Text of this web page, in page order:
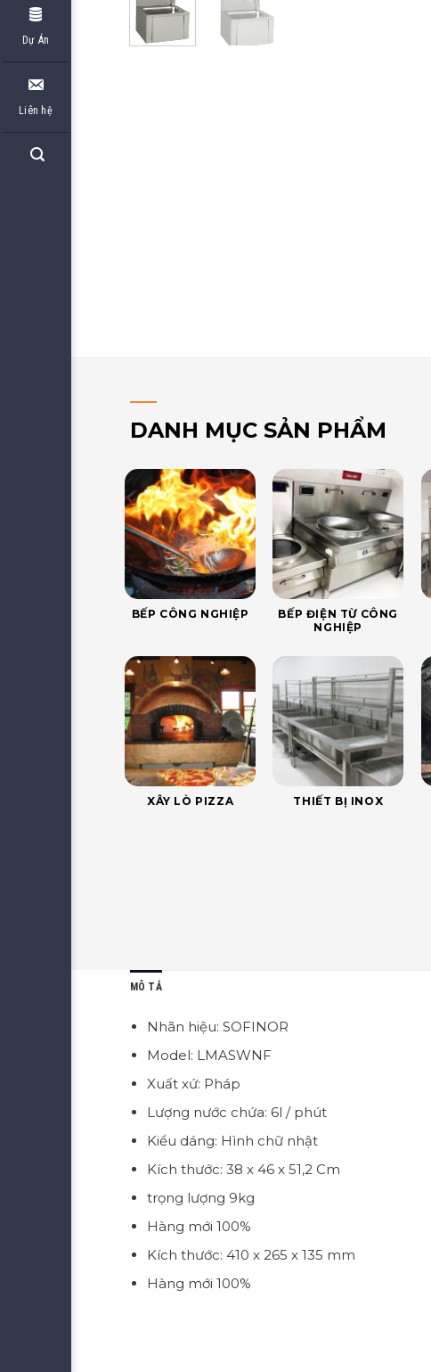
Dự Án
Liên hệ
DANH MỤC SẢN PHẨM
BẾP CÔNG NGHIỆP
BẾP ĐIỆN TỪ CÔNG
NGHIỆP
XÂY LÒ PIZZA THIẾT BỊ INOX
MÔ TẢ
Nhãn hiệu: SOFINOR
Model: LMASWNF
Xuất xứ: Pháp
Lượng nước chứa: 6l / phút
Kiểu dáng: Hình chữ nhật
Kích thước: 38 x 46 x 51,2 Cm
trọng lượng 9kg
Hàng mới 100%
Kích thước: 410 x 265 x 135 mm
Hàng mới 100%